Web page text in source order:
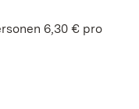
6,30 € pro